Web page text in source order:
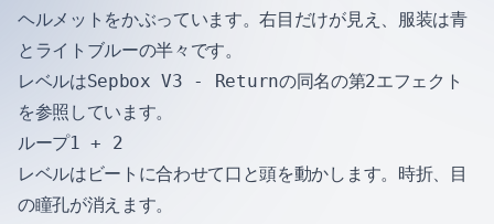
ヘルメットをかぶっています。右目だけが見え、服装は青
とライトブルーの半々です。
レベルはSepbox V3 - Returnの同名の第2エフェクト
を参照しています。
ループ1 + 2
レベルはビートに合わせて口と頭を動かします。時折、目
の瞳孔が消えます。